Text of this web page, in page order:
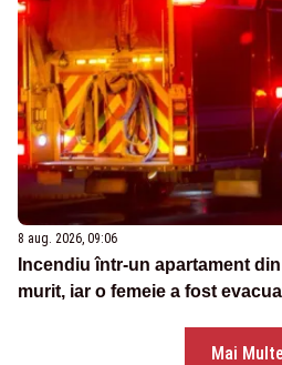
8 aug. 2026, 09:06
Incendiu într-un apartament
murit, iar o femeie a fost
Mai Multe